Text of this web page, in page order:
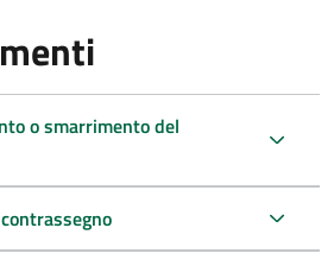
o smarrimento del